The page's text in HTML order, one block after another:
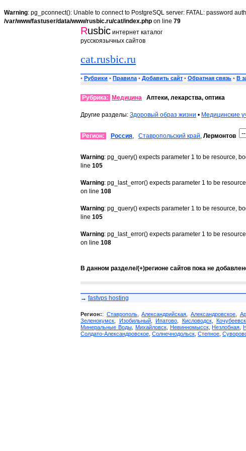
Warning: pg_pconnect(): Unable to connect to PostgreSQL server: FATAL: password
/var/www/fastuser/data/www/rusbic.ru/cat/index.php on line 79
Rusbic интернет каталог
русскоязычных сайтов
cat.rusbic.ru
• Рубрики • Правила • Добавить сайт • Обратная связь • В
Рубрика: Медицина Аптеки, лекарства, оптика
Другие разделы: Здоровый образ жизни • Медицинские
Регион: Россия, Ставропольский край, Лермонтов
Warning: pg_query() expects parameter 1 to be resource,
line 105
Warning: pg_last_error() expects parameter 1 to be
on line 108
Warning: pg_query() expects parameter 1 to be resource,
line 105
Warning: pg_last_error() expects parameter 1 to be
on line 108
В данном разделе/(+)регионе сайтов пока не
→ fastvps hosting
Регион:: Ставрополь,Александрийская ,Александровское
Зеленокумск
Изобильный, Ипатово Кисловодск,
Минеральные Воды, Михайловск, Невинномысск,Незлобная ,
Солдато-Александровское Солнечнодольск Степное